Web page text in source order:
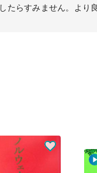
たらすみません。より